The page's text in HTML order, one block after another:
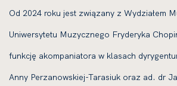
Od 2024 roku jest związany z Wydziałem
Uniwersytetu Muzycznego Fryderyka
funkcję akompaniatora w klasach
Anny Perzanowskiej-Tarasiuk oraz ad. dr